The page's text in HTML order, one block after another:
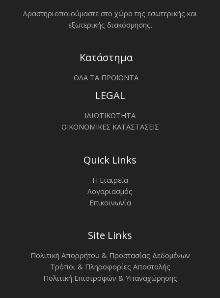
Δραστηριοποιoύμαστε στο χώρο της εσωτερικής και
εξωτερικής διακόσμησης.
Κατάστημα
ΟΛΑ ΤΑ ΠΡΟΪΟΝΤΑ
LEGAL
ΙΔΙΩΤΙΚΟΤΗΤΑ
ΟΙΚΟΝΟΜΙΚΕΣ ΚΑΤΑΣΤΑΣΕΙΣ
Quick Links
Η Εταιρεία
Λογαριασμός
Επικοινωνία
Site Links
Πολιτική Απορρήτου & Προστασίας Δεδομένων
Τρόποι & Πληροφορίες Αποστολής
Πολιτική Επιστροφών & Υπαναχώρησης